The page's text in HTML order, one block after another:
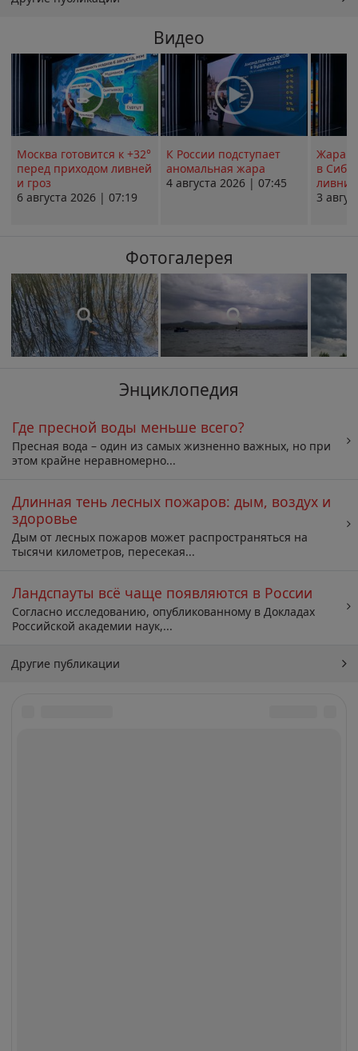
Видео
Москва готовится к +32°
перед приходом ливней
и гроз
6 августа 2026 | 07:19
К России подступает
аномальная жара
4 августа 2026 | 07:45
Жара в
в
ливни
3
Фотогалерея
Энциклопедия
Где пресной воды меньше всего?
Пресная вода – один из самых жизненно важных, но при
этом крайне неравномерно...
Длинная тень лесных пожаров: дым, воздух и
здоровье
Дым от лесных пожаров может распространяться на
тысячи километров, пересекая...
Ландспауты всё чаще появляются в России
Согласно исследованию, опубликованному в Докладах
Российской академии наук,...
Другие публикации